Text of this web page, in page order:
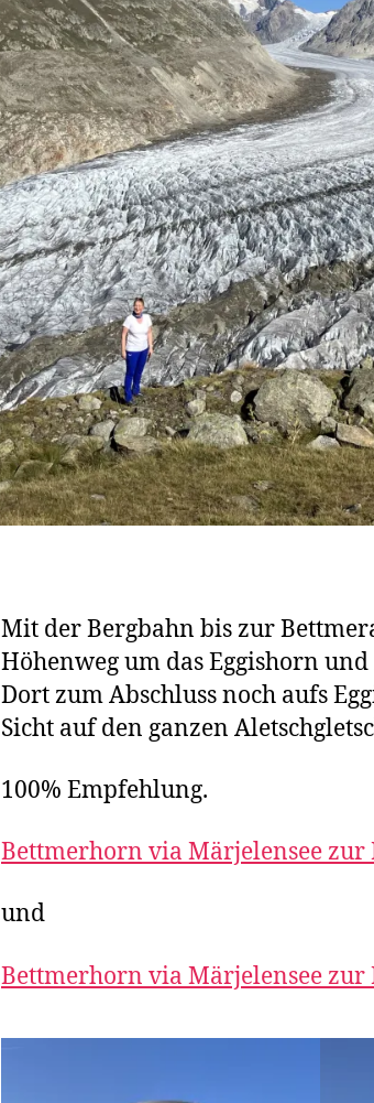
Mit der Bergbahn bis zur
Höhenweg um das Eggishorn
Dort zum Abschluss noch aufs
Sicht auf den ganzen
100% Empfehlung.
Bettmerhorn via Märjelensee zur
und
Bettmerhorn via Märjelensee zur